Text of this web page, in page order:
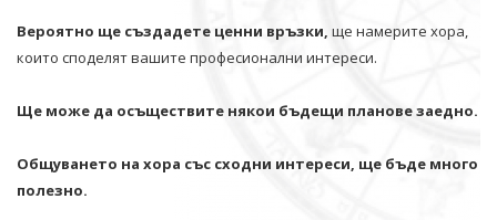
Вероятно ще създадете ценни връзки, ще намерите хора,
които споделят вашите професионални интереси.
Ще може да осъществите някои бъдещи планове заедно.
Общуването на хора със сходни интереси, ще бъде много
полезно.